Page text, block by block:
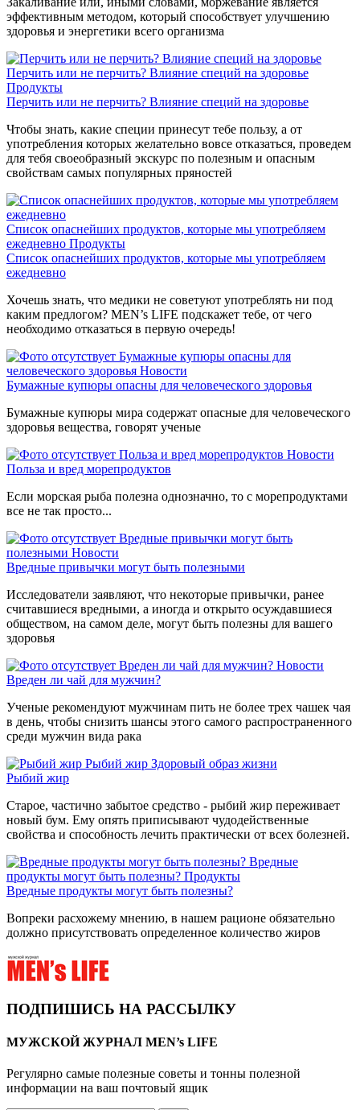
эффективным методом, который способствует улучшению
здоровья и энергетики всего организма
Перчить или не перчить? Влияние специй на здоровье
Продукты
Перчить или не перчить? Влияние специй на здоровье
Чтобы знать, какие специи принесут тебе пользу, а от
употребления которых желательно вовсе отказаться, проведем
для тебя своеобразный экскурс по полезным и опасным
свойствам самых популярных пряностей
Список опаснейших продуктов, которые мы употребляем
ежедневно Продукты
Список опаснейших продуктов, которые мы употребляем
ежедневно
Хочешь знать, что медики не советуют употреблять ни под
каким предлогом? MEN’s LIFE подскажет тебе, от чего
необходимо отказаться в первую очередь!
Бумажные купюры опасны для
человеческого здоровья Новости
Бумажные купюры опасны для человеческого здоровья
Бумажные купюры мира содержат опасные для человеческого
здоровья вещества, говорят ученые
Польза и вред морепродуктов Новости
Польза и вред морепродуктов
Если морская рыба полезна однозначно, то с морепродуктами
все не так просто...
Вредные привычки могут быть
полезными Новости
Вредные привычки могут быть полезными
Исследователи заявляют, что некоторые привычки, ранее
считавшиеся вредными, а иногда и открыто осуждавшиеся
обществом, на самом деле, могут быть полезны для вашего
здоровья
Вреден ли чай для мужчин? Новости
Вреден ли чай для мужчин?
Ученые рекомендуют мужчинам пить не более трех чашек чая
в день, чтобы снизить шансы этого самого распространенного
среди мужчин вида рака
Рыбий жир Здоровый образ жизни
Рыбий жир
Старое, частично забытое средство - рыбий жир переживает
новый бум. Ему опять приписывают чудодейственные
свойства и способность лечить практически от всех болезней.
Вредные
продукты могут быть полезны? Продукты
Вредные продукты могут быть полезны?
Вопреки расхожему мнению, в нашем рационе обязательно
должно присутствовать определенное количество жиров
ПОДПИШИСЬ НА РАССЫЛКУ
МУЖСКОЙ ЖУРНАЛ MEN’s LIFE
Регулярно самые полезные советы и тонны полезной
информации на ваш почтовый ящик